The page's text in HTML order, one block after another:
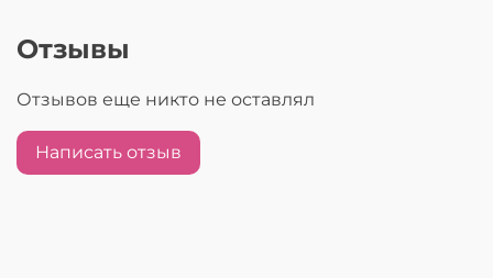
Отзывы
Отзывов еще никто не оставлял
Написать отзыв